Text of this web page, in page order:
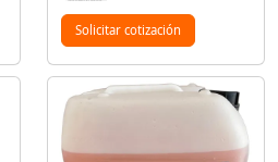
Solicitar cotización